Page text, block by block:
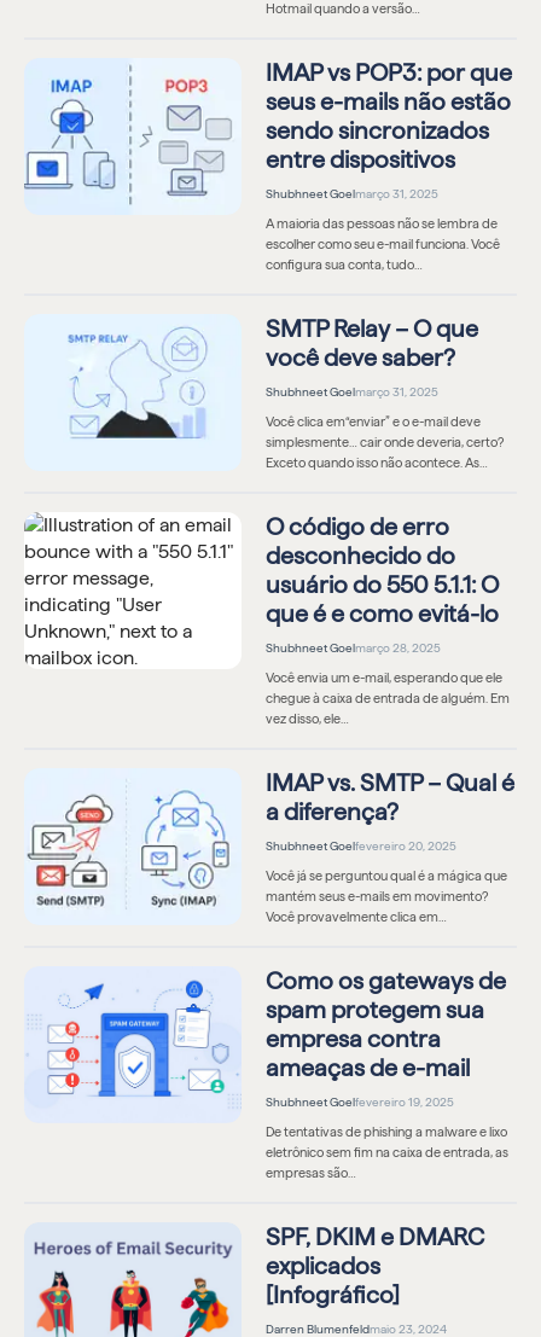
Hotmail quando a versão…
IMAP vs POP3: por que
seus e-mails não estão
sendo sincronizados
entre dispositivos
Shubhneet Goelmarço 31, 2025
A maioria das pessoas não se lembra de
escolher como seu e-mail funciona. Você
configura sua conta, tudo…
SMTP Relay – O que
você deve saber?
Shubhneet Goelmarço 31, 2025
Você clica em“enviar” e o e-mail deve
simplesmente… cair onde deveria, certo?
Exceto quando isso não acontece. As…
O código de erro
desconhecido do
usuário do 550 5.1.1: O
que é e como evitá-lo
Shubhneet Goelmarço 28, 2025
Você envia um e-mail, esperando que ele
chegue à caixa de entrada de alguém. Em
vez disso, ele…
IMAP vs. SMTP – Qual é
a diferença?
Shubhneet Goelfevereiro 20, 2025
Você já se perguntou qual é a mágica que
mantém seus e-mails em movimento?
Você provavelmente clica em…
Como os gateways de
spam protegem sua
empresa contra
ameaças de e-mail
Shubhneet Goelfevereiro 19, 2025
De tentativas de phishing a malware e lixo
eletrônico sem fim na caixa de entrada, as
empresas são…
SPF, DKIM e DMARC
explicados
[Infográfico]
Darren Blumenfeldmaio 23, 2024